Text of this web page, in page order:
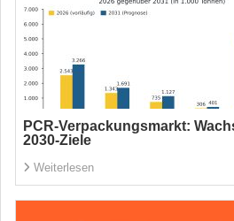
PCR-Verpackungsmarkt:
2030-Ziele
Weiterlesen